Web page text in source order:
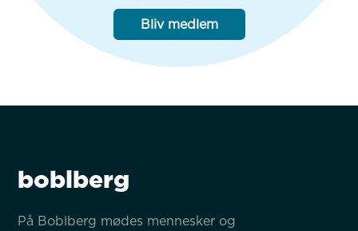
Bliv medlem
boblberg
På Boblberg mødes mennesker og